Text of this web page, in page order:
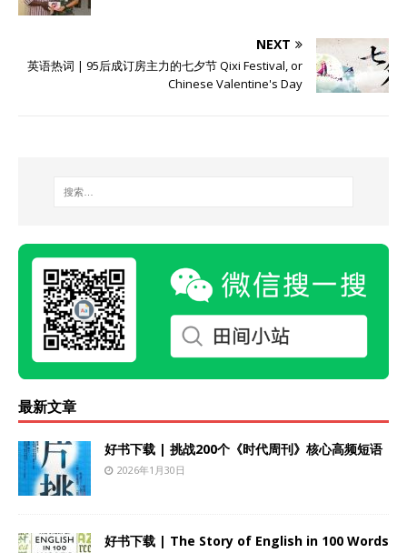
NEXT
英语热词 | 95后成订房主力的七夕节 Qixi Festival, or
Chinese Valentine's Day
最新文章
好书下载 | 挑战200个《时代周刊》核心高频短语
2026年1月30日
好书下载 | The Story of English in 100 Words